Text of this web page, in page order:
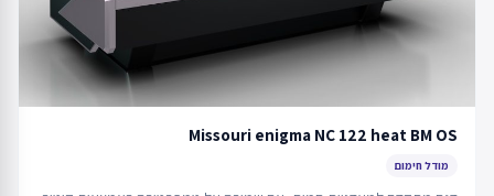
Missouri enigma NC 122 heat BM OS
מודל חימום